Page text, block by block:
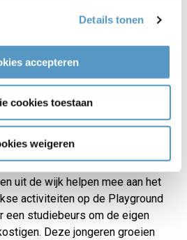
Details tonen
accepteren
cookies toestaan
weigeren
en elkaar ontmoeten. Of je
iedereen. Welzijnskwartier gaat
activiteiten organiseren. Zo blijft
maar vooral ook levendig en
wijk.”
de professionals van
bieden aan Krajicek
uit de wijk helpen mee aan het
activiteiten op de Playground
een studiebeurs om de eigen
Deze jongeren groeien